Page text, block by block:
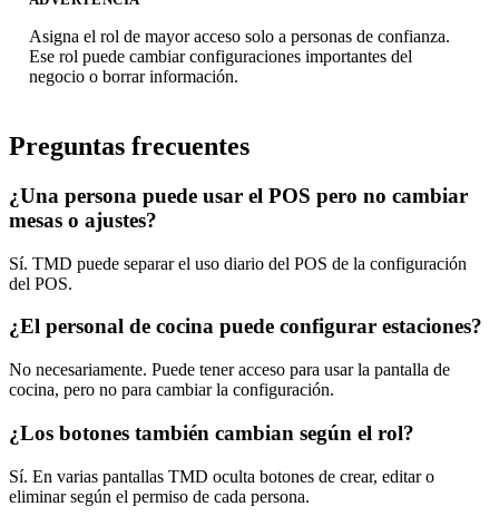
Asigna el rol de mayor acceso solo a personas de confianza.
Ese rol puede cambiar configuraciones importantes del
negocio o borrar información.
Preguntas frecuentes
¿Una persona puede usar el POS pero no cambiar
mesas o ajustes?
Sí. TMD puede separar el uso diario del POS de la configuración
del POS.
¿El personal de cocina puede configurar estaciones?
No necesariamente. Puede tener acceso para usar la pantalla de
cocina, pero no para cambiar la configuración.
¿Los botones también cambian según el rol?
Sí. En varias pantallas TMD oculta botones de crear, editar o
eliminar según el permiso de cada persona.